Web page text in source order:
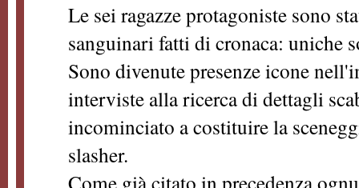
Le sei ragazze protagoniste sono
sanguinari fatti di cronaca: uniche
Sono divenute presenze icone
interviste alla ricerca di dettagli
incominciato a costituire la
slasher.
Come già citato in precedenza